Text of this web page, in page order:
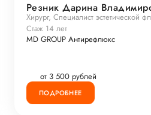
Резник Дарина
Хирург, Специалист эстетической
Стаж 14 лет
MD GROUP Антирефлюкс
от 3 500 рублей
ПОДРОБНЕЕ